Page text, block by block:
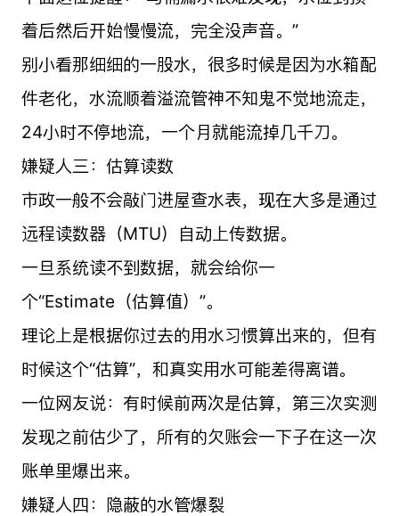
着后然后开始慢慢流，完全没声音。”
别小看那细细的一股水，很多时候是因为水箱配
件老化，水流顺着溢流管神不知鬼不觉地流走，
24小时不停地流，一个月就能流掉几千刀。
嫌疑人三：估算读数
市政一般不会敲门进屋查水表，现在大多是通过
远程读数器（MTU）自动上传数据。
一旦系统读不到数据，就会给你一
个“Estimate（估算值）”。
理论上是根据你过去的用水习惯算出来的，但有
时候这个“估算”，和真实用水可能差得离谱。
一位网友说：有时候前两次是估算，第三次实测
发现之前估少了，所有的欠账会一下子在这一次
账单里爆出来。
嫌疑人四：隐蔽的水管爆裂